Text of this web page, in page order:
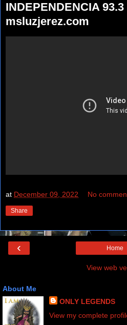
INDEPENDENCIA 93.3
msluzjerez.com
at December 09, 2022 No
Share
‹ Home
View web
About Me
ONLY LEGENDS
View my complete